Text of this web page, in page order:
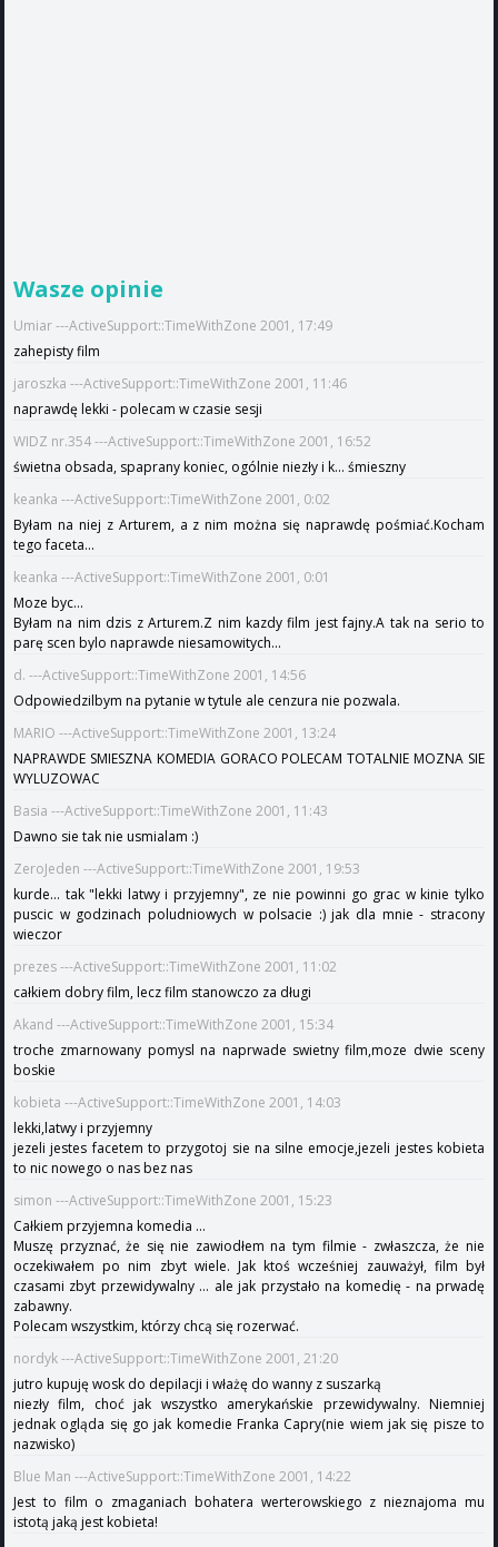
Wasze opinie
Umiar ---ActiveSupport::TimeWithZone 2001, 17:49
zahepisty film
jaroszka ---ActiveSupport::TimeWithZone 2001, 11:46
naprawdę lekki - polecam w czasie sesji
WIDZ nr.354 ---ActiveSupport::TimeWithZone 2001, 16:52
świetna obsada, spaprany koniec, ogólnie niezły i k... śmieszny
keanka ---ActiveSupport::TimeWithZone 2001, 0:02
Byłam na niej z Arturem, a z nim można się naprawdę pośmiać.Kocham
tego faceta...
keanka ---ActiveSupport::TimeWithZone 2001, 0:01
Moze byc...
Byłam na nim dzis z Arturem.Z nim kazdy film jest fajny.A tak na serio to
parę scen bylo naprawde niesamowitych...
d. ---ActiveSupport::TimeWithZone 2001, 14:56
Odpowiedzilbym na pytanie w tytule ale cenzura nie pozwala.
MARIO ---ActiveSupport::TimeWithZone 2001, 13:24
NAPRAWDE SMIESZNA KOMEDIA GORACO POLECAM TOTALNIE MOZNA SIE
WYLUZOWAC
Basia ---ActiveSupport::TimeWithZone 2001, 11:43
Dawno sie tak nie usmialam :)
ZeroJeden ---ActiveSupport::TimeWithZone 2001, 19:53
kurde... tak "lekki latwy i przyjemny", ze nie powinni go grac w kinie tylko
puscic w godzinach poludniowych w polsacie :) jak dla mnie - stracony
wieczor
prezes ---ActiveSupport::TimeWithZone 2001, 11:02
całkiem dobry film, lecz film stanowczo za długi
Akand ---ActiveSupport::TimeWithZone 2001, 15:34
troche zmarnowany pomysl na naprwade swietny film,moze dwie sceny
boskie
kobieta ---ActiveSupport::TimeWithZone 2001, 14:03
lekki,latwy i przyjemny
jezeli jestes facetem to przygotoj sie na silne emocje,jezeli jestes kobieta
to nic nowego o nas bez nas
simon ---ActiveSupport::TimeWithZone 2001, 15:23
Całkiem przyjemna komedia ...
Muszę przyznać, że się nie zawiodłem na tym filmie - zwłaszcza, że nie
oczekiwałem po nim zbyt wiele. Jak ktoś wcześniej zauważył, film był
czasami zbyt przewidywalny ... ale jak przystało na komedię - na prwadę
zabawny.
Polecam wszystkim, którzy chcą się rozerwać.
nordyk ---ActiveSupport::TimeWithZone 2001, 21:20
jutro kupuję wosk do depilacji i włażę do wanny z suszarką
niezły film, choć jak wszystko amerykańskie przewidywalny. Niemniej
jednak ogląda się go jak komedie Franka Capry(nie wiem jak się pisze to
nazwisko)
Blue Man ---ActiveSupport::TimeWithZone 2001, 14:22
Jest to film o zmaganiach bohatera werterowskiego z nieznajoma mu
istotą jaką jest kobieta!